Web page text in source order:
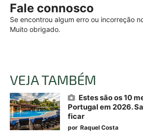
Fale connosco
Se encontrou algum erro ou incorreção
Muito obrigado.
VEJA TAMBÉM
Estes são os 10
Portugal em 2026.
ficar
por Raquel Costa